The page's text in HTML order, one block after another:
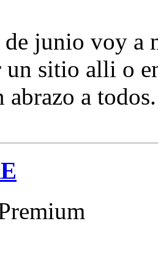
junio voy a
un sitio alli o
abrazo a todos.